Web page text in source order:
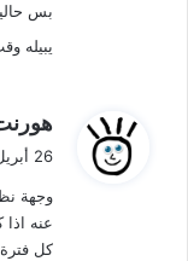
بس
يبيله
ي
ق
ل
26 أبريل، 2010 الساعة 2:49 م
وجهة
عنه